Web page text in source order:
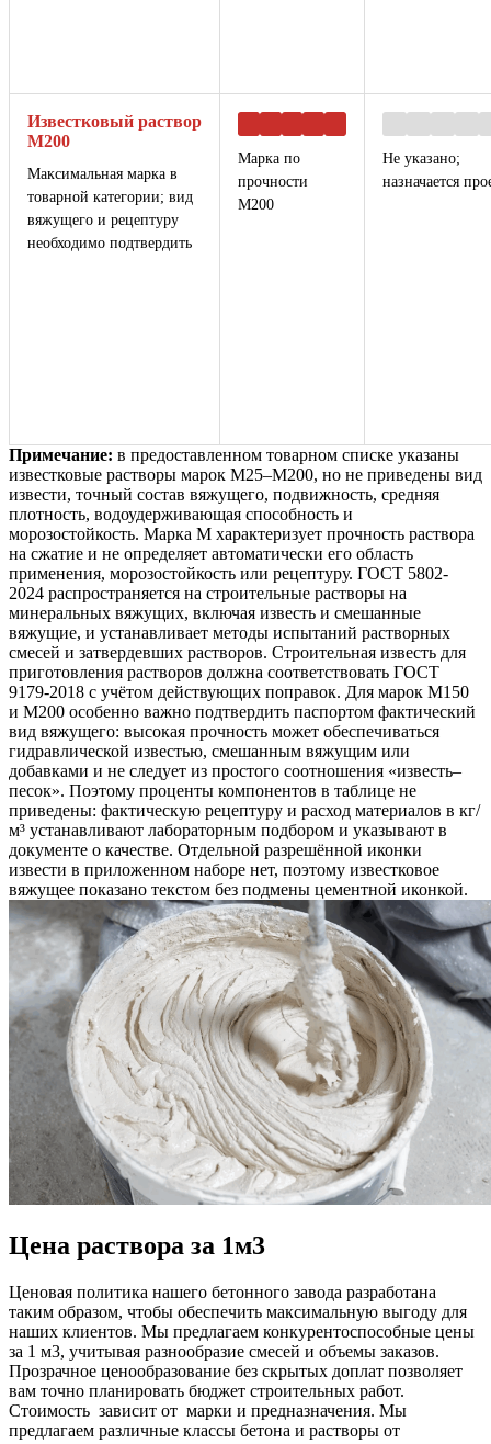
Известковый раствор
М200
Максимальная марка в
товарной категории; вид
вяжущего и рецептуру
необходимо подтвердить
Марка по
прочности
М200
Не указано;
назначается
Примечание: в предоставленном товарном списке указаны
известковые растворы марок М25–М200, но не приведены вид
извести, точный состав вяжущего, подвижность, средняя
плотность, водоудерживающая способность и
морозостойкость. Марка М характеризует прочность раствора
на сжатие и не определяет автоматически его область
применения, морозостойкость или рецептуру. ГОСТ 5802-
2024 распространяется на строительные растворы на
минеральных вяжущих, включая известь и смешанные
вяжущие, и устанавливает методы испытаний растворных
смесей и затвердевших растворов. Строительная известь для
приготовления растворов должна соответствовать ГОСТ
9179-2018 с учётом действующих поправок. Для марок М150
и М200 особенно важно подтвердить паспортом фактический
вид вяжущего: высокая прочность может обеспечиваться
гидравлической известью, смешанным вяжущим или
добавками и не следует из простого соотношения «известь–
песок». Поэтому проценты компонентов в таблице не
приведены: фактическую рецептуру и расход материалов в кг/
м³ устанавливают лабораторным подбором и указывают в
документе о качестве. Отдельной разрешённой иконки
извести в приложенном наборе нет, поэтому известковое
вяжущее показано текстом без подмены цементной иконкой.
Цена раствора за 1м3
Ценовая политика нашего бетонного завода разработана
таким образом, чтобы обеспечить максимальную выгоду для
наших клиентов. Мы предлагаем конкурентоспособные цены
за 1 м3, учитывая разнообразие смесей и объемы заказов.
Прозрачное ценообразование без скрытых доплат позволяет
вам точно планировать бюджет строительных работ.
Стоимость зависит от марки и предназначения. Мы
предлагаем различные классы бетона и растворы от